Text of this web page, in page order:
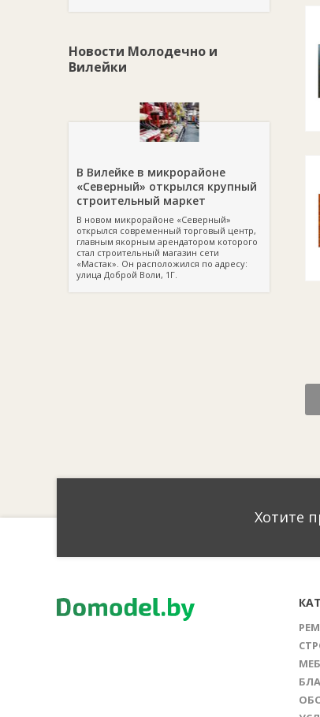
Новости Молодечно и
Вилейки
В Вилейке в микрорайоне
«Северный» открылся крупный
строительный маркет
В новом микрорайоне «Северный»
открылся современный торговый центр,
главным якорным арендатором которого
стал строительный магазин сети
«Мастак». Он расположился по адресу:
улица Доброй Воли, 1Г.
Хотите